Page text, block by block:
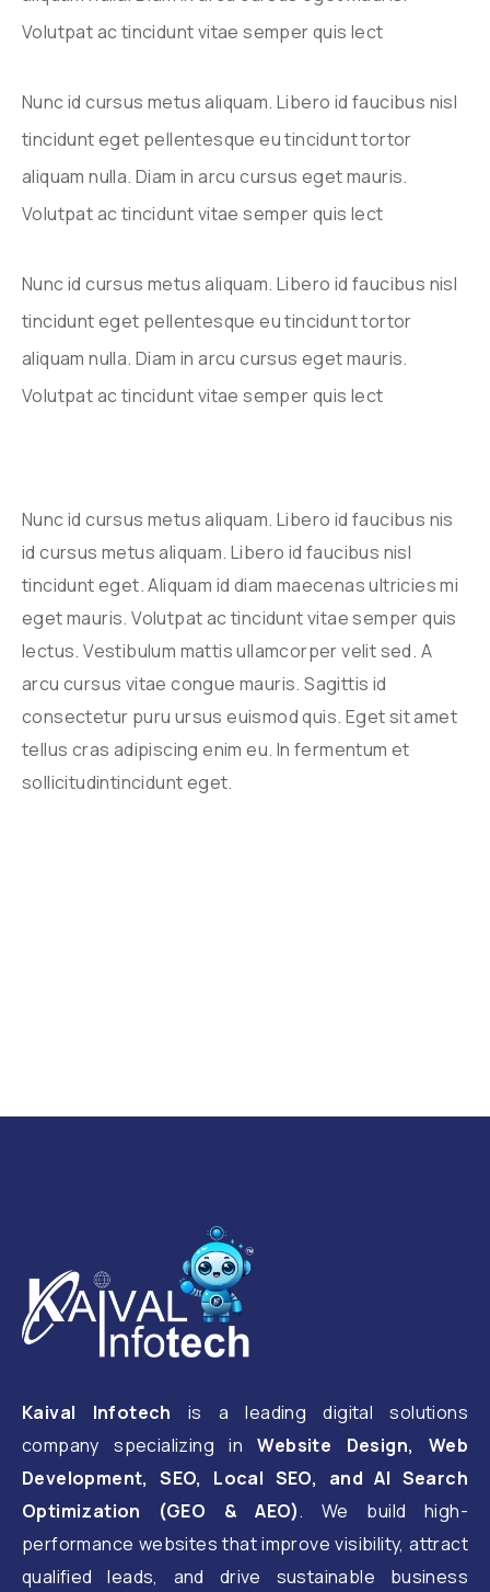
Volutpat ac tincidunt vitae semper quis lect
Nunc id cursus metus aliquam. Libero id faucibus nisl
tincidunt eget pellentesque eu tincidunt tortor
aliquam nulla. Diam in arcu cursus eget mauris.
Volutpat ac tincidunt vitae semper quis lect
Nunc id cursus metus aliquam. Libero id faucibus nisl
tincidunt eget pellentesque eu tincidunt tortor
aliquam nulla. Diam in arcu cursus eget mauris.
Volutpat ac tincidunt vitae semper quis lect
Nunc id cursus metus aliquam. Libero id faucibus nis
id cursus metus aliquam. Libero id faucibus nisl
tincidunt eget. Aliquam id diam maecenas ultricies mi
eget mauris. Volutpat ac tincidunt vitae semper quis
lectus. Vestibulum mattis ullamcorper velit sed. A
arcu cursus vitae congue mauris. Sagittis id
consectetur puru ursus euismod quis. Eget sit amet
tellus cras adipiscing enim eu. In fermentum et
sollicitudintincidunt eget.
Kaival Infotech is a leading digital solutions
company specializing inWebsite Design, Web
Development, SEO, Local SEO, and AI Search
Optimization (GEO & AEO). We build high-
performance websites that improve visibility, attract
qualified leads, and drive sustainable business